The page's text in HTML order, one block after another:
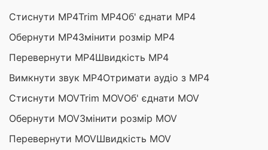
Стиснути MP4Trim MP4Об' єднати MP4
Обернути MP4Змінити розмір MP4
Перевернути MP4Швидкість MP4
Вимкнути звук MP4Отримати аудіо з MP4
Стиснути MOVTrim MOVОб' єднати MOV
Обернути MOVЗмінити розмір MOV
Перевернути MOVШвидкість MOV